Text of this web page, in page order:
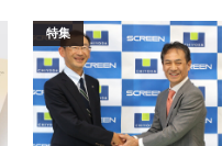
特集